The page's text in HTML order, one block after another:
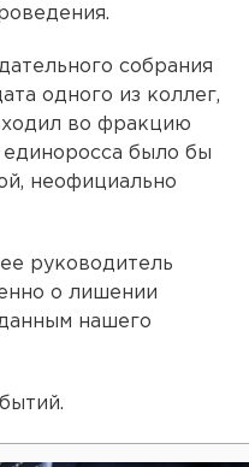
собрания
одного из коллег,
во фракцию
было бы
неофициально
руководитель
о лишении
нашего